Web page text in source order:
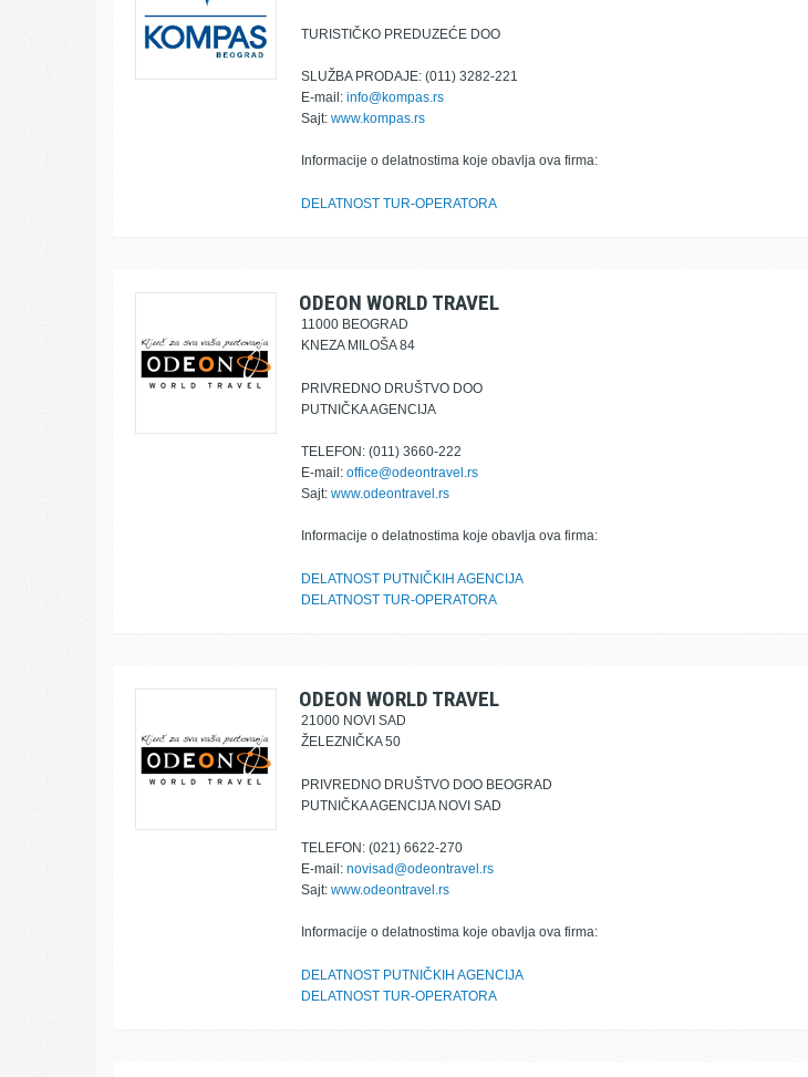
TURISTIČKO PREDUZEĆE DOO
SLUŽBA PRODAJE: (011) 3282-221
E-mail: info@kompas.rs
Sajt: www.kompas.rs
Informacije o delatnostima koje obavlja ova firma:
DELATNOST TUR-OPERATORA
ODEON WORLD TRAVEL
11000 BEOGRAD
KNEZA MILOŠA 84
PRIVREDNO DRUŠTVO DOO
PUTNIČKA AGENCIJA
TELEFON: (011) 3660-222
E-mail: office@odeontravel.rs
Sajt: www.odeontravel.rs
Informacije o delatnostima koje obavlja ova firma:
DELATNOST PUTNIČKIH AGENCIJA
DELATNOST TUR-OPERATORA
ODEON WORLD TRAVEL
21000 NOVI SAD
ŽELEZNIČKA 50
PRIVREDNO DRUŠTVO DOO BEOGRAD
PUTNIČKA AGENCIJA NOVI SAD
TELEFON: (021) 6622-270
E-mail: novisad@odeontravel.rs
Sajt: www.odeontravel.rs
Informacije o delatnostima koje obavlja ova firma:
DELATNOST PUTNIČKIH AGENCIJA
DELATNOST TUR-OPERATORA